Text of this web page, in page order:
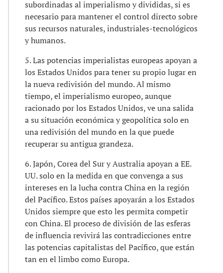
subordinadas al imperialismo y divididas, si es
necesario para mantener el control directo sobre
sus recursos naturales, industriales-tecnológicos
y humanos.
5. Las potencias imperialistas europeas apoyan a
los Estados Unidos para tener su propio lugar en
la nueva redivisión del mundo. Al mismo
tiempo, el imperialismo europeo, aunque
racionado por los Estados Unidos, ve una salida
a su situación económica y geopolítica solo en
una redivisión del mundo en la que puede
recuperar su antigua grandeza.
6. Japón, Corea del Sur y Australia apoyan a EE.
UU. solo en la medida en que convenga a sus
intereses en la lucha contra China en la región
del Pacífico. Estos países apoyarán a los Estados
Unidos siempre que esto les permita competir
con China. El proceso de división de las esferas
de influencia revivirá las contradicciones entre
las potencias capitalistas del Pacífico, que están
tan en el limbo como Europa.